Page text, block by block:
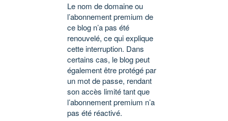
Le nom de domaine ou
l’abonnement premium de
ce blog n’a pas été
renouvelé, ce qui explique
cette interruption. Dans
certains cas, le blog peut
également être protégé par
un mot de passe, rendant
son accès limité tant que
l’abonnement premium n’a
pas été réactivé.